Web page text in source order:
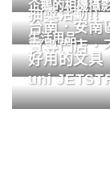
抽獎活動!!
企鵝的相機攝
台南．安南
賣專門店．
生活用品
好用的文具
uni